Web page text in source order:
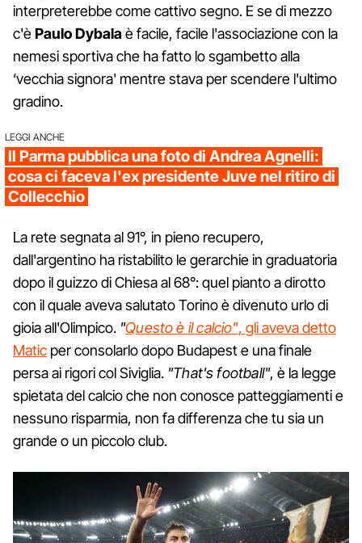
interpreterebbe come cattivo segno. E se di mezzo
c'èPaulo Dybalaè facile, facile l'associazione con la
nemesi sportiva che ha fatto lo sgambetto alla
‘vecchia signora' mentre stava per scendere l'ultimo
gradino.
LEGGI ANCHE
Il Parma pubblica una foto di Andrea Agnelli:
cosa ci faceva l'ex presidente Juve nel ritiro di
Collecchio
La rete segnata al 91°, in pieno recupero,
dall'argentino ha ristabilito le gerarchie in graduatoria
dopo il guizzo di Chiesa al 68°: quel pianto a dirotto
con il quale aveva salutato Torino è divenuto urlo di
gioia all'Olimpico. "Questo è il calcio", gli aveva detto
Matic per consolarlo dopo Budapest e una finale
persa ai rigori col Siviglia. "That's football", è la legge
spietata del calcio che non conosce patteggiamenti e
nessuno risparmia, non fa differenza che tu sia un
grande o un piccolo club.